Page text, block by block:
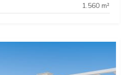
1.560 m²